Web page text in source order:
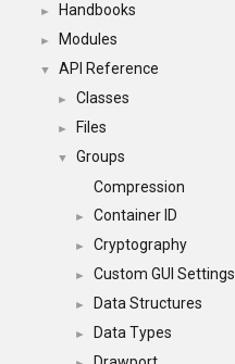
► Handbooks
► Modules
▼ API Reference
► Classes
► Files
▼
Groups
Compression
► Container ID
► Cryptography
► Custom GUI Settings
► Data Structures
► Data Types